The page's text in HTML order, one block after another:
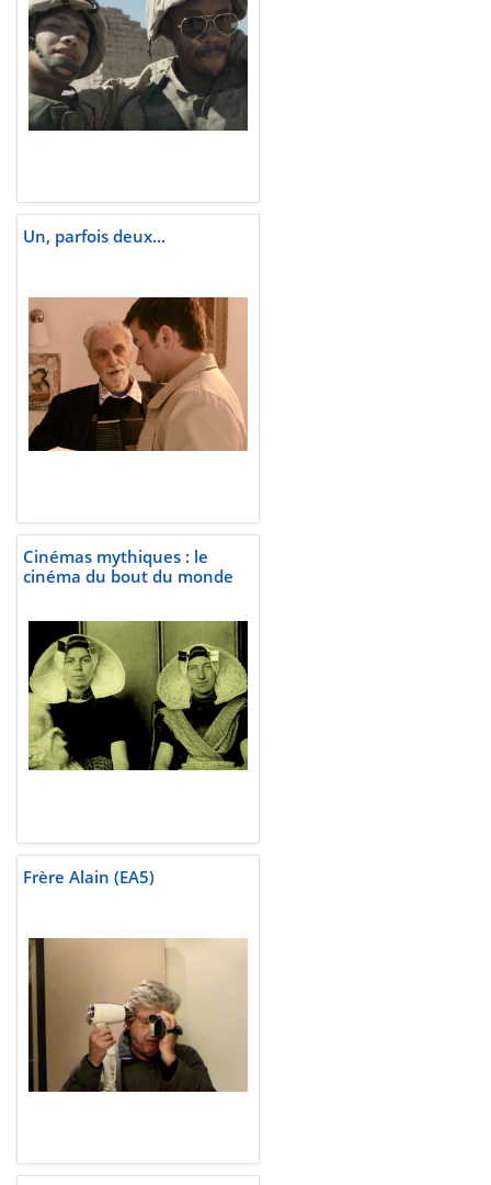
Un, parfois deux...
Cinémas mythiques : le
cinéma du bout du monde
Frère Alain (EA5)